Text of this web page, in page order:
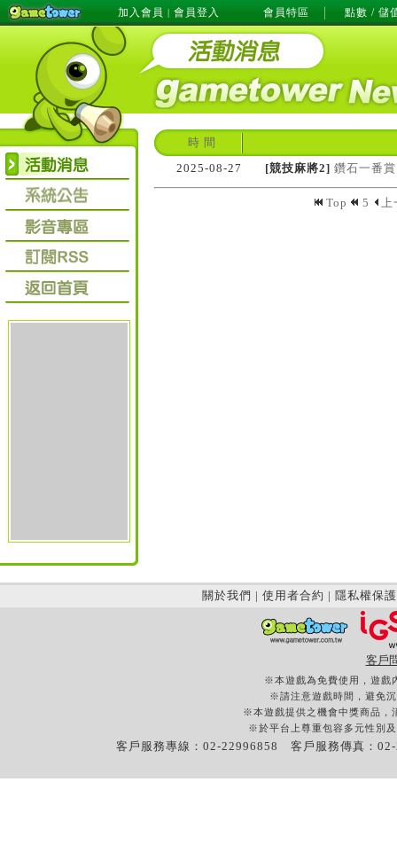
加入會員 | 會員登入 會員特區 點數 / 儲
時 間
2025-08-27
[競技麻將2] 鑽石一番
Top 5 上
關於我們 | 使用者合約 | 隱私權保護
客戶
※本遊戲為免費使用，遊戲
※請注意遊戲時間，避免
※本遊戲提供之機會中獎商品，
※於平台上尊重包容多元性別
客戶服務專線：02-22996858 客戶服務傳真：